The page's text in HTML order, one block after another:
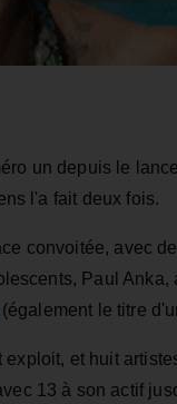
un depuis le
l'a fait deux fois.
convoitée, avec
Paul
le titre
et huit
13 à son actif